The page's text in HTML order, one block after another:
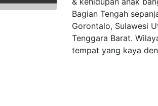
Bagian Tengah
Gorontalo, Sulawesi
Tenggara Barat.
tempat yang kaya